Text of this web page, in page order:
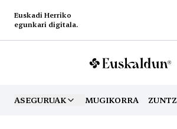
Euskadi Herriko
egunkari digitala.
ASEGURUAK
TOGGLE MENU MUGIKORRA ZUNTZ